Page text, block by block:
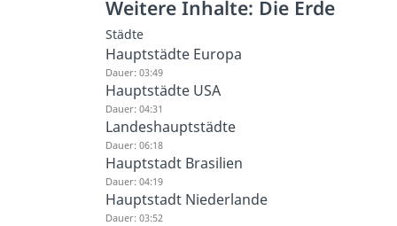
Weitere Inhalte: Die Erde
Städte
Hauptstädte Europa
Dauer: 03:49
Hauptstädte USA
Dauer: 04:31
Landeshauptstädte
Dauer: 06:18
Hauptstadt Brasilien
Dauer: 04:19
Hauptstadt Niederlande
Dauer: 03:52